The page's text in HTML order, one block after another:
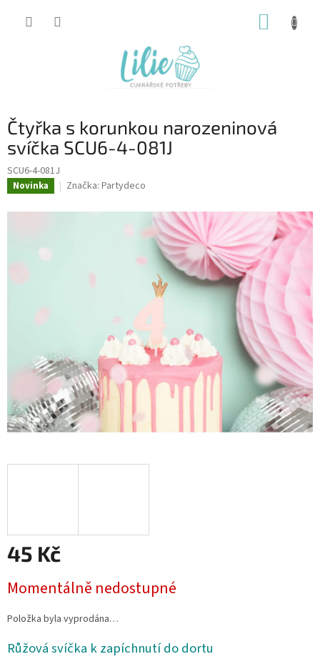
Čtyřka s korunkou narozeninová
svíčka SCU6-4-081J
SCU6-4-081J
Novinka Značka: Partydeco
45 Kč
cena:
Momentálně nedostupné
Položka byla vyprodána…
Růžová svíčka k zapíchnutí do dortu